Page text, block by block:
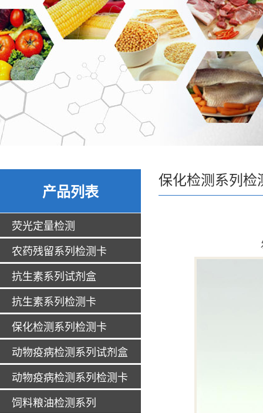
产品列表
荧光定量检测
农药残留系列检测卡
抗生素系列试剂盒
抗生素系列检测卡
保化检测系列检测卡
动物疫病检测系列试剂盒
动物疫病检测系列检测卡
饲料粮油检测系列
保化检测系列检